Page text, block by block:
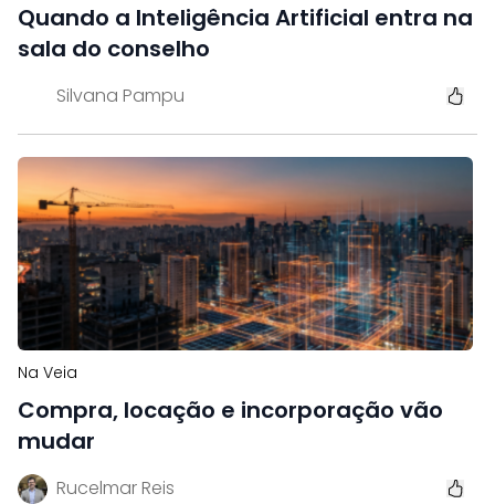
Quando a Inteligência Artificial entra na
sala do conselho
Silvana Pampu
Na Veia
Compra, locação e incorporação vão
mudar
Rucelmar Reis